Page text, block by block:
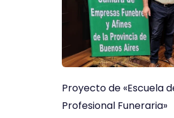
Proyecto de «Escuela
Profesional Funeraria»